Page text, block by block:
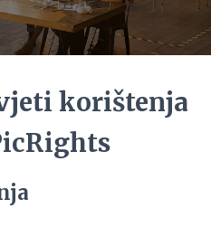
korištenja